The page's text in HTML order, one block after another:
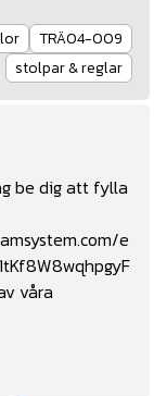
TRÄ04-009
stolpar & reglar
be dig att fylla
e
våra